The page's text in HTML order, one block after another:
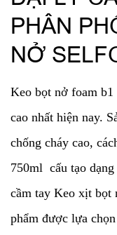
PHÂN
NỞ
Keo bọt nở foam b1
cao nhất hiện nay.
chống cháy cao,
750ml cấu tạo
cầm tay Keo xịt bọt
phẩm được lựa